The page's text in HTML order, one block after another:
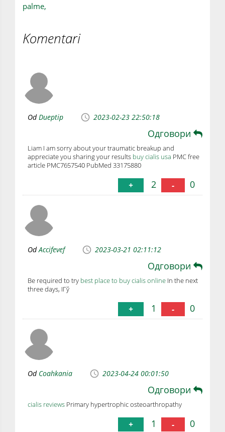
palme,
Komentari
OdDueptip 2023-02-23 22:50:18
Одговори
Liam I am sorry about your traumatic breakup and
appreciate you sharing your results buy cialis usa PMC free
article PMC7657540 PubMed 33175880
+ 2 - 0
OdAccifevef 2023-03-21 02:11:12
Одговори
Be required to try best place to buy cialis online In the next
three days, IГў
+ 1 - 0
Od Coahkania 2023-04-24 00:01:50
Одговори
cialis reviews Primary hypertrophic osteoarthropathy
+ 1 - 0